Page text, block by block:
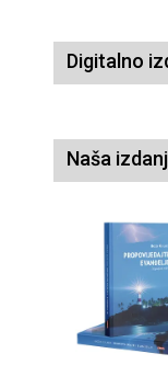
Digitalno
Naša